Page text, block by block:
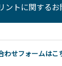
ントに関する
わせフォームはこ